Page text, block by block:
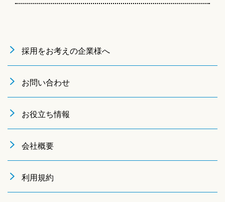
採用をお考えの企業様へ
お問い合わせ
お役立ち情報
会社概要
利用規約